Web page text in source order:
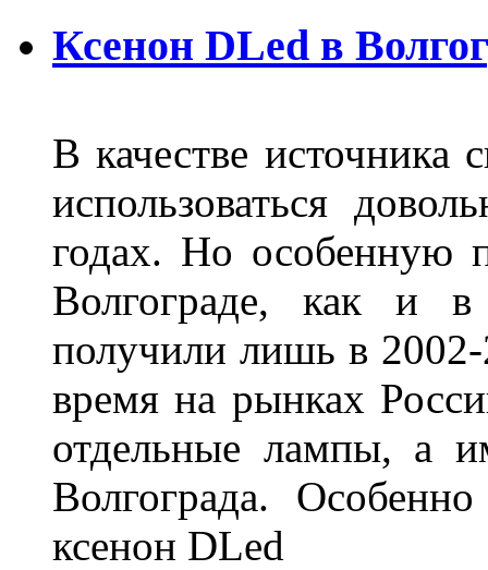
Ксенон DLed в
В качестве источника
использоваться
годах. Но особенную
Волгограде, как и
получили лишь в
время на рынках
отдельные лампы, а
Волгограда.
ксенон DLed